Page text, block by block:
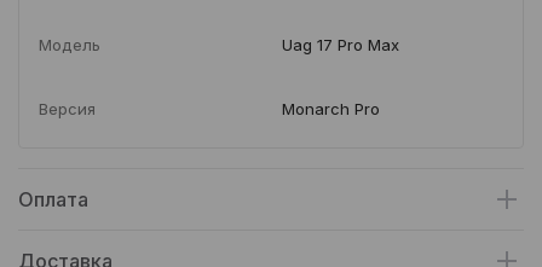
Модель Uag 17 Pro Max
Версия Monarch Pro
Оплата
Доставка